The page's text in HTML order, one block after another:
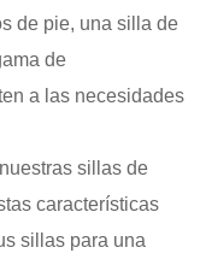
de pie, una silla de
de
a las necesidades
sillas de
características
sillas para una